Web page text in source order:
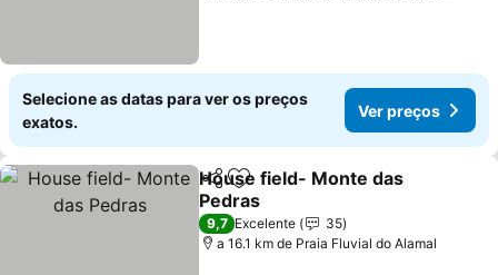
Selecione as datas para ver os preços
exatos.
Ver preços
PartilharAdicionar aos favoritos
House field- Monte das
Pedras
9,7 Excelente
35
a 16.1 km de Praia Fluvial do Alamal